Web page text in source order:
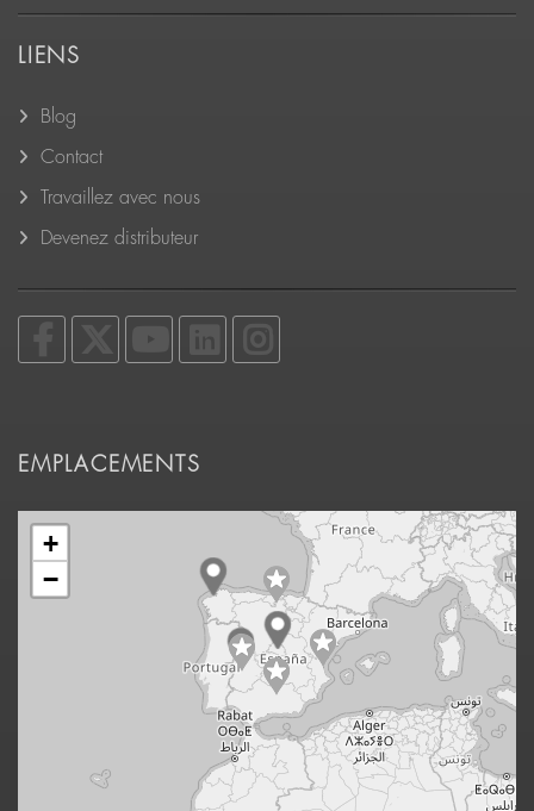
LIENS
Blog
Contact
Travaillez avec nous
Devenez distributeur
EMPLACEMENTS
+
−